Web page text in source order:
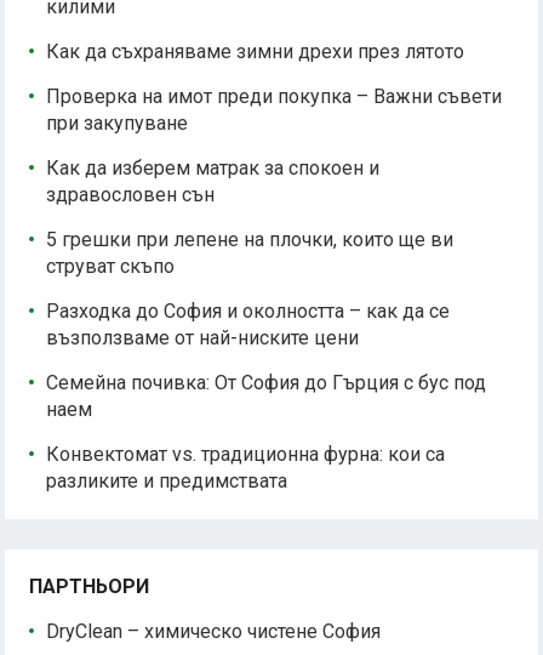
килими
Как да съхраняваме зимни дрехи през лятото
Проверка на имот преди покупка – Важни съвети
при закупуване
Как да изберем матрак за спокоен и
здравословен сън
5 грешки при лепене на плочки, които ще ви
струват скъпо
Разходка до София и околността – как да се
възползваме от най-ниските цени
Семейна почивка: От София до Гърция с бус под
наем
Конвектомат vs. традиционна фурна: кои са
разликите и предимствата
ПАРТНЬОРИ
DryClean – химическо чистене София